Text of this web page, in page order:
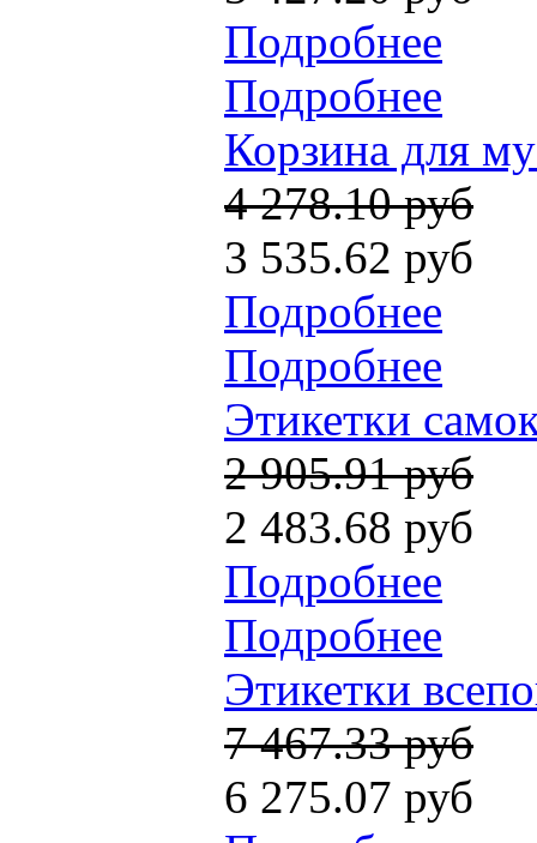
Подробнее
Подробнее
Корзина для
4 278.10 руб
3 535.62 руб
Подробнее
Подробнее
Этикетки
2 905.91 руб
2 483.68 руб
Подробнее
Подробнее
Этикетки
7 467.33 руб
6 275.07 руб